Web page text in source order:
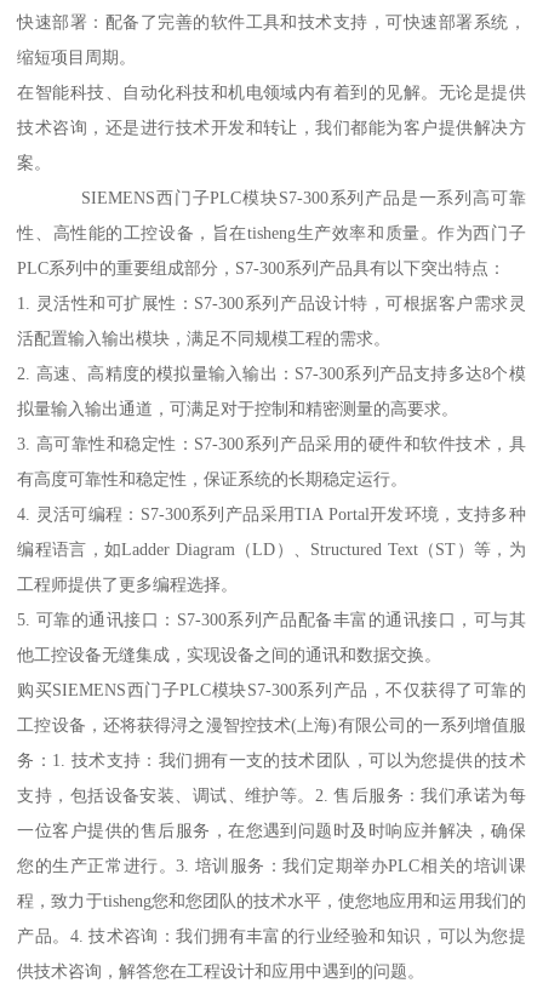
快速部署：配备了完善的软件工具和技术支持，可快速部署系统，
缩短项目周期。
在智能科技、自动化科技和机电领域内有着到的见解。无论是提供
技术咨询，还是进行技术开发和转让，我们都能为客户提供解决方
案。
SIEMENS西门子PLC模块S7-300系列产品是一系列高可靠
性、高性能的工控设备，旨在tisheng生产效率和质量。作为西门子
PLC系列中的重要组成部分，S7-300系列产品具有以下突出特点：
1. 灵活性和可扩展性：S7-300系列产品设计特，可根据客户需求灵
活配置输入输出模块，满足不同规模工程的需求。
2. 高速、高精度的模拟量输入输出：S7-300系列产品支持多达8个模
拟量输入输出通道，可满足对于控制和精密测量的高要求。
3. 高可靠性和稳定性：S7-300系列产品采用的硬件和软件技术，具
有高度可靠性和稳定性，保证系统的长期稳定运行。
4. 灵活可编程：S7-300系列产品采用TIA Portal开发环境，支持多种
编程语言，如Ladder Diagram（LD）、Structured Text（ST）等，为
工程师提供了更多编程选择。
5. 可靠的通讯接口：S7-300系列产品配备丰富的通讯接口，可与其
他工控设备无缝集成，实现设备之间的通讯和数据交换。
购买SIEMENS西门子PLC模块S7-300系列产品，不仅获得了可靠的
工控设备，还将获得浔之漫智控技术(上海)有限公司的一系列增值服
务：1. 技术支持：我们拥有一支的技术团队，可以为您提供的技术
支持，包括设备安装、调试、维护等。2. 售后服务：我们承诺为每
一位客户提供的售后服务，在您遇到问题时及时响应并解决，确保
您的生产正常进行。3. 培训服务：我们定期举办PLC相关的培训课
程，致力于tisheng您和您团队的技术水平，使您地应用和运用我们的
产品。4. 技术咨询：我们拥有丰富的行业经验和知识，可以为您提
供技术咨询，解答您在工程设计和应用中遇到的问题。